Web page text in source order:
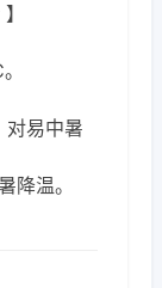
对易中暑
降温。